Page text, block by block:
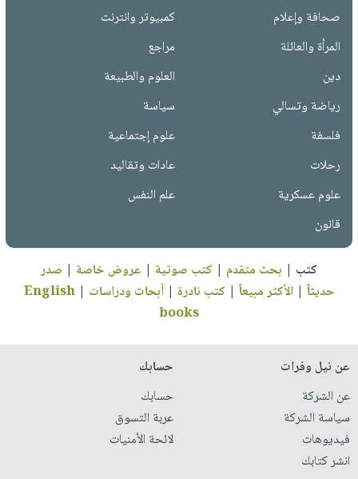
صحافة وإعلام
كمبيوتر وانترنت
المرأة والعائلة
مراجع
دين
العلوم والطبيعة
رياضة وتسالي
سياسة
فلسفة
علوم إجتماعية
رحلات
عادات وتقاليد
علوم عسكرية
علم النفس
قانون
كتب | بحث متقدم | كتب صوتية | عروض خاصة | صدر
حديثاً |الأكثر مبيعاً | كتب نادرة |أبحاث ودراسات |
English
books
عن نيل وفرات
عن الشركة
سياسة الشركة
فيديوهات
انشر كتابك
حسابك
حسابك
عربة التسوق
لائحة الأمنيات